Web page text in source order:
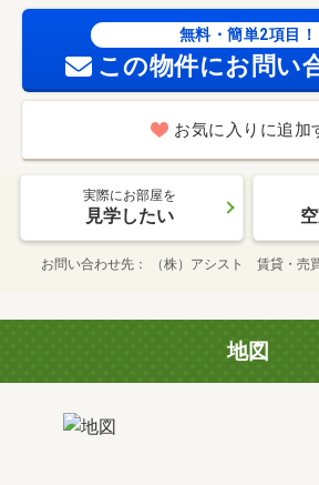
無料・簡単2項目！
この物件にお問い
お気に入りに追加
実際にお部屋を
見学したい
お問い合わせ先 （株）アシスト 賃貸・売
地図